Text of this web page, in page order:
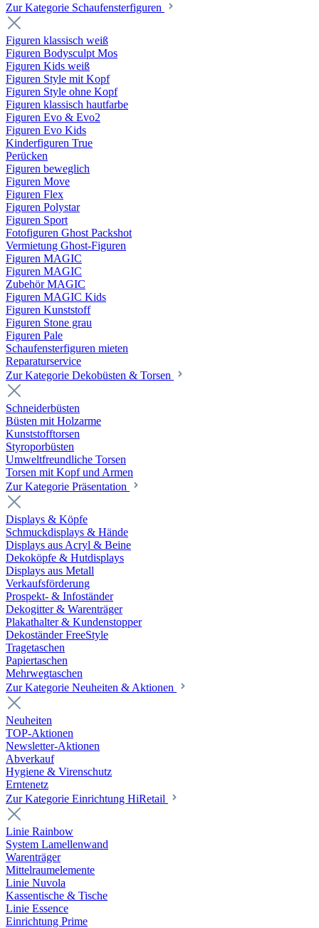
Zur Kategorie Schaufenster­figuren
Figuren klassisch weiß
Figuren Bodysculpt Mos
Figuren Kids weiß
Figuren Style mit Kopf
Figuren Style ohne Kopf
Figuren klassisch hautfarbe
Figuren Evo & Evo2
Figuren Evo Kids
Kinderfiguren True
Perücken
Figuren beweglich
Figuren Move
Figuren Flex
Figuren Polystar
Figuren Sport
Fotofiguren Ghost Packshot
Vermietung Ghost-Figuren
Figuren MAGIC
Figuren MAGIC
Zubehör MAGIC
Figuren MAGIC Kids
Figuren Kunststoff
Figuren Stone grau
Figuren Pale
Schaufensterfiguren mieten
Reparaturservice
Zur Kategorie Dekobüsten & Torsen
Schneiderbüsten
Büsten mit Holzarme
Kunststofftorsen
Styroporbüsten
Umweltfreundliche Torsen
Torsen mit Kopf und Armen
Zur Kategorie Präsentation
Displays & Köpfe
Schmuckdisplays & Hände
Displays aus Acryl & Beine
Dekoköpfe & Hutdisplays
Displays aus Metall
Verkaufsförderung
Prospekt- & Infoständer
Dekogitter & Warenträger
Plakathalter & Kundenstopper
Dekoständer FreeStyle
Tragetaschen
Papiertaschen
Mehrwegtaschen
Zur Kategorie Neuheiten & Aktionen
Neuheiten
TOP-Aktionen
Newsletter-Aktionen
Abverkauf
Hygiene & Virenschutz
Erntenetz
Zur Kategorie Einrichtung HiRetail
Linie Rainbow
System Lamellenwand
Warenträger
Mittelraumelemente
Linie Nuvola
Kassentische & Tische
Linie Essence
Einrichtung Prime